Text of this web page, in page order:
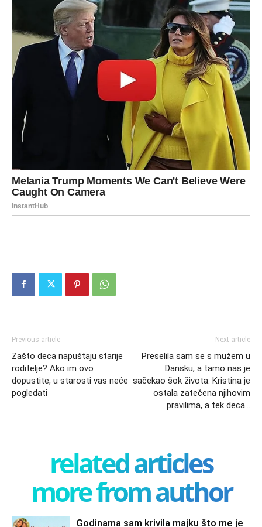
Previous article
Zašto deca napuštaju starije
roditelje? Ako im ovo
dopustite, u starosti vas neće
pogledati
Next article
Preselila sam se s mužem u
Dansku, a tamo nas je
sačekao šok života: Kristina je
ostala zatečena njihovim
pravilima, a tek deca…
related articles
more from author
Godinama sam krivila majku što me je